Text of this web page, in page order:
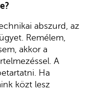
abszurd, az
Remélem,
akkor a
A
Ha
közt lesz